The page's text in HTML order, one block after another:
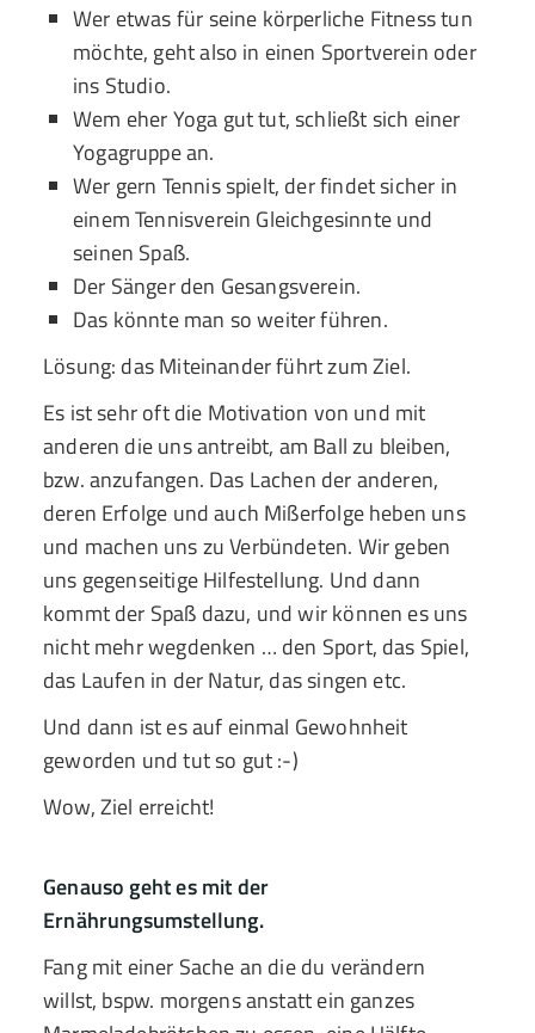
Wer etwas für seine körperliche Fitness tun
möchte, geht also in einen Sportverein oder
ins Studio.
Wem eher Yoga gut tut, schließt sich einer
Yogagruppe an.
Wer gern Tennis spielt, der findet sicher in
einem Tennisverein Gleichgesinnte und
seinen Spaß.
Der Sänger den Gesangsverein.
Das könnte man so weiter führen.
Lösung: das Miteinander führt zum Ziel.
Es ist sehr oft die Motivation von und mit
anderen die uns antreibt, am Ball zu bleiben,
bzw. anzufangen. Das Lachen der anderen,
deren Erfolge und auch Mißerfolge heben uns
und machen uns zu Verbündeten. Wir geben
uns gegenseitige Hilfestellung. Und dann
kommt der Spaß dazu, und wir können es uns
nicht mehr wegdenken … den Sport, das Spiel,
das Laufen in der Natur, das singen etc.
Und dann ist es auf einmal Gewohnheit
geworden und tut so gut :-)
Wow, Ziel erreicht!
Genauso geht es mit der
Ernährungsumstellung.
Fang mit einer Sache an die du verändern
willst, bspw. morgens anstatt ein ganzes